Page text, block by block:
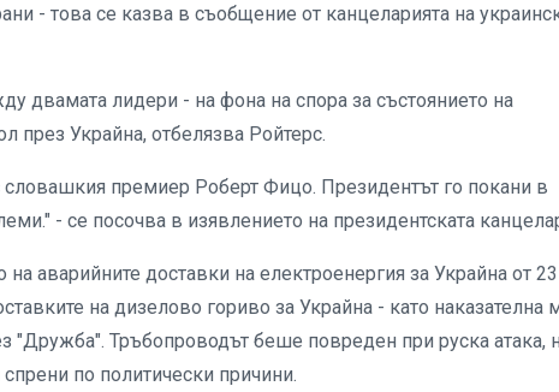
- това се казва в съобщение от канцеларията на
двамата лидери - на фона на спора за състоянието на
през Украйна, отбелязва Ройтерс.
премиер Роберт Фицо. Президентът го покани в
- се посочва в изявлението на президентската
аварийните доставки на електроенергия за Украйна от 23
на дизелово гориво за Украйна - като наказателна
"Дружба". Тръбопроводът беше повреден при руска атака,
по политически причини.